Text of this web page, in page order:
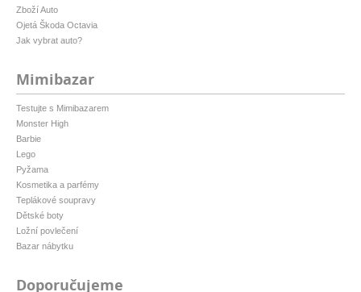
Zboží Auto
Ojetá Škoda Octavia
Jak vybrat auto?
Mimibazar
Testujte s Mimibazarem
Monster High
Barbie
Lego
Pyžama
Kosmetika a parfémy
Teplákové soupravy
Dětské boty
Ložní povlečení
Bazar nábytku
Doporučujeme